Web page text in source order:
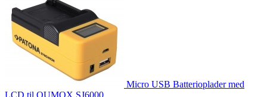
Micro USB Batterioplader med
LCD til QUMOX SJ6000